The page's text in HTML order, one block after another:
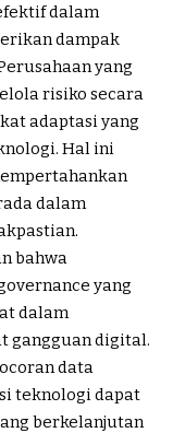
dalam
dampak
yang
risiko secara
adaptasi yang
Hal ini
dalam
bahwa
yang
dalam
gangguan digital.
data
teknologi dapat
berkelanjutan